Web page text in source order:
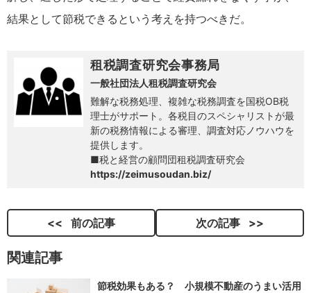
結果として節税できるという考えを持つべきだ。
租税調査研究会事務局
一般社団法人租税調査研究会
難解な税務処理、複雑な税務調査を国税OB税
理士がサポート。各税目のスペシャリストが最
新の税務情報による審理、調査対応ノウハウを
提供します。
■税と経営の顧問団租税調査研究会
https://zeimusoudan.biz/
前の記事 次の記事
関連記事
節税効果もある？ 小規模不動産のうまい活用